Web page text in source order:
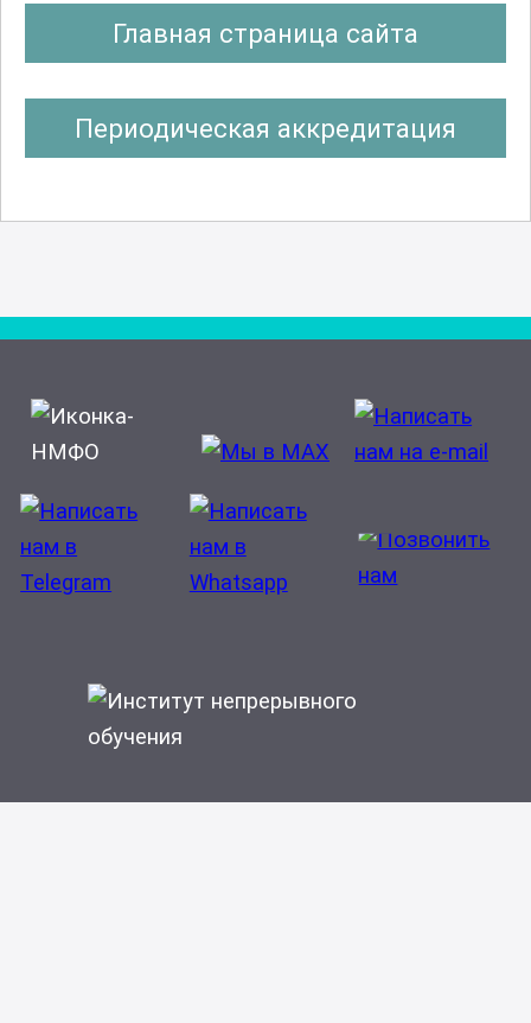
Главная страница сайта
Периодическая аккредитация